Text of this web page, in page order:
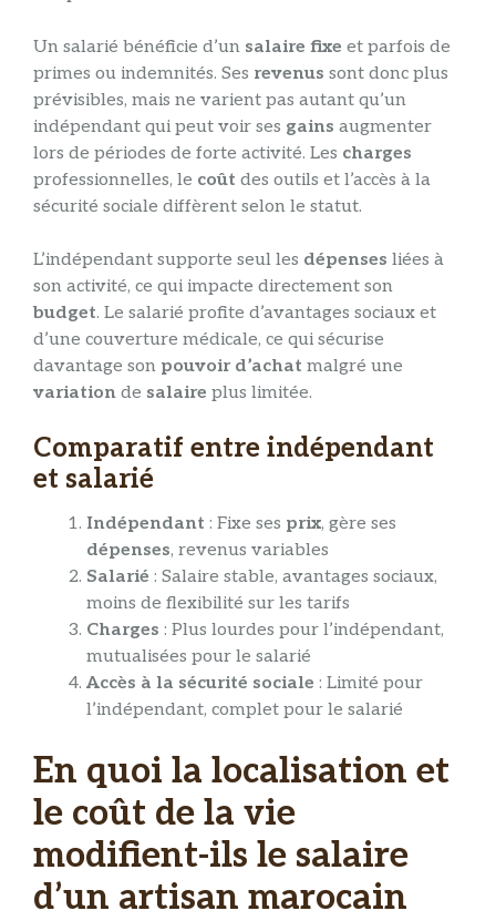
Un salarié bénéficie d’un salaire fixe et parfois de
primes ou indemnités. Ses revenus sont donc plus
prévisibles, mais ne varient pas autant qu’un
indépendant qui peut voir ses gains augmenter
lors de périodes de forte activité. Les charges
professionnelles, le coût des outils et l’accès à la
sécurité sociale diffèrent selon le statut.
L’indépendant supporte seul les dépenses liées à
son activité, ce qui impacte directement son
budget. Le salarié profite d’avantages sociaux et
d’une couverture médicale, ce qui sécurise
davantage son pouvoir d’achat malgré une
variation de salaire plus limitée.
Comparatif entre indépendant
et salarié
Indépendant : Fixe ses prix, gère ses
dépenses, revenus variables
Salarié : Salaire stable, avantages sociaux,
moins de flexibilité sur les tarifs
Charges : Plus lourdes pour l’indépendant,
mutualisées pour le salarié
Accès à la sécurité sociale : Limité pour
l’indépendant, complet pour le salarié
En quoi la localisation et
le coût de la vie
modifient-ils le salaire
d’un artisan marocain